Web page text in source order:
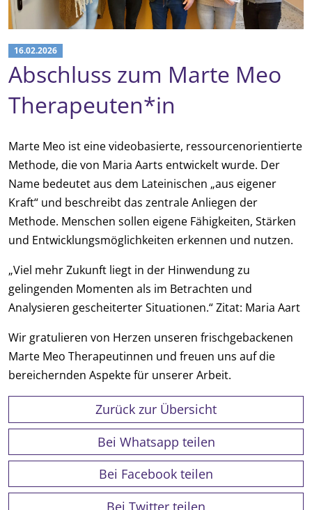
16.02.2026
Abschluss zum Marte Meo
Therapeuten*in
Marte Meo ist eine videobasierte, ressourcenorientierte
Methode, die von Maria Aarts entwickelt wurde. Der
Name bedeutet aus dem Lateinischen „aus eigener
Kraft“ und beschreibt das zentrale Anliegen der
Methode. Menschen sollen eigene Fähigkeiten, Stärken
und Entwicklungsmöglichkeiten erkennen und nutzen.
„Viel mehr Zukunft liegt in der Hinwendung zu
gelingenden Momenten als im Betrachten und
Analysieren gescheiterter Situationen.“ Zitat: Maria Aart
Wir gratulieren von Herzen unseren frischgebackenen
Marte Meo Therapeutinnen und freuen uns auf die
bereichernden Aspekte für unserer Arbeit.
Zurück zur Übersicht
Bei Whatsapp teilen
Bei Facebook teilen
Bei Twitter teilen